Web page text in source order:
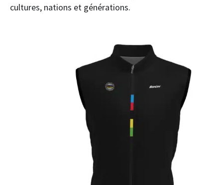
cultures, nations et générations.